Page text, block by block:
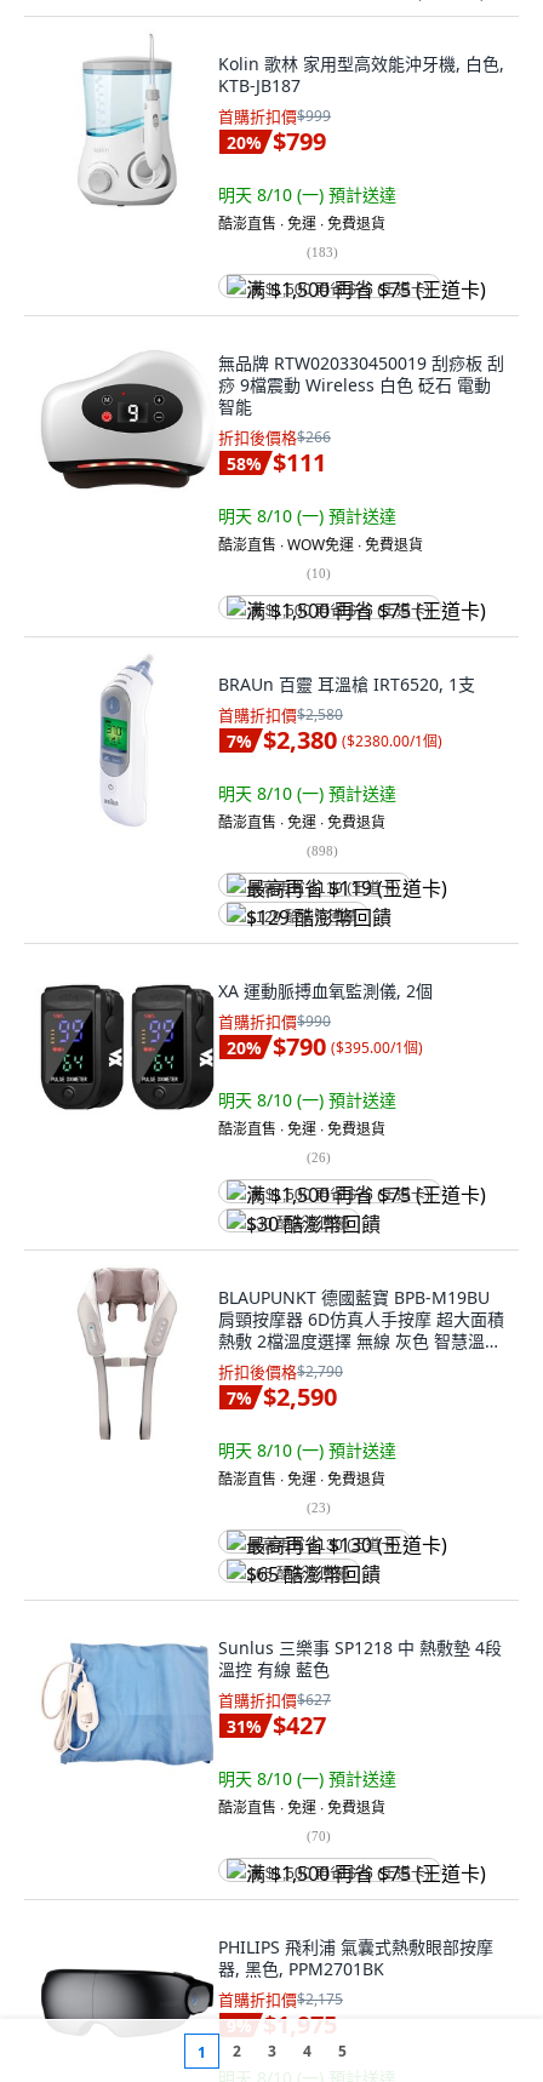
Kolin 歌林 家用型高效能沖牙機, 白色,
KTB-JB187
首購折扣價$999
20% $799
明天 8/10 (一) 預計送達
酷澎直售 ∙ 免運 ∙ 免費退貨
(183)
满 $1,500 再省 $75 (王道卡)
無品牌 RTW020330450019 刮痧板 刮
痧 9檔震動 Wireless 白色 砭石 電動
智能
折扣後價格$266
58% $111
明天 8/10 (一) 預計送達
酷澎直售 ∙ WOW免運 ∙ 免費退貨
(10)
满 $1,500 再省 $75 (王道卡)
BRAUn 百靈 耳溫槍 IRT6520, 1支
首購折扣價$2,580
7% $2,380 ($2380.00/1個)
明天 8/10 (一) 預計送達
酷澎直售 ∙ 免運 ∙ 免費退貨
(898)
最高再省 $119 (王道卡)
$129 酷澎幣回饋
XA 運動脈搏血氧監測儀, 2個
首購折扣價$990
20% $790 ($395.00/1個)
明天 8/10 (一) 預計送達
酷澎直售 ∙ 免運 ∙ 免費退貨
(26)
满 $1,500 再省 $75 (王道卡)
$30 酷澎幣回饋
BLAUPUNKT 德國藍寶 BPB-M19BU
肩頸按摩器 6D仿真人手按摩 超大面積
熱敷 2檔溫度選擇 無線 灰色 智慧溫感
可拆洗枕套 10W 1.25kg
折扣後價格$2,790
7% $2,590
明天 8/10 (一) 預計送達
酷澎直售 ∙ 免運 ∙ 免費退貨
(23)
最高再省 $130 (王道卡)
$65 酷澎幣回饋
Sunlus 三樂事 SP1218 中 熱敷墊 4段
溫控 有線 藍色
首購折扣價$627
31% $427
明天 8/10 (一) 預計送達
酷澎直售 ∙ 免運 ∙ 免費退貨
(70)
满 $1,500 再省 $75 (王道卡)
PHILIPS 飛利浦 氣囊式熱敷眼部按摩
器, 黑色, PPM2701BK
首購折扣價$2,175
9% $1,975
1 2 3 4 5